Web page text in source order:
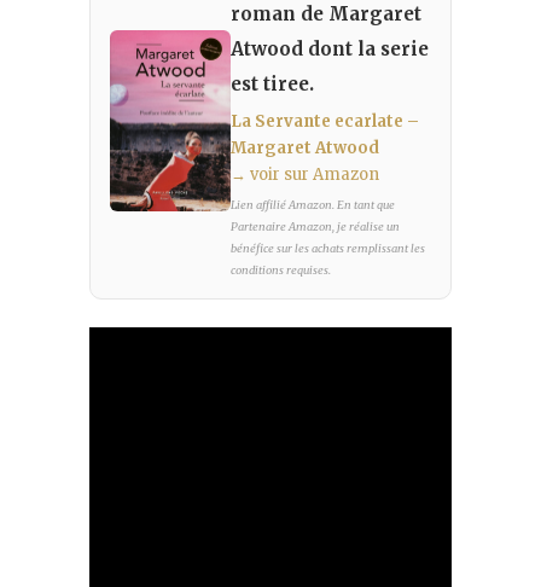
roman de Margaret
Atwood dont la serie
est tiree.
La Servante ecarlate –
Margaret Atwood
→ voir sur Amazon
Lien affilié Amazon. En tant que
Partenaire Amazon, je réalise un
bénéfice sur les achats remplissant les
conditions requises.